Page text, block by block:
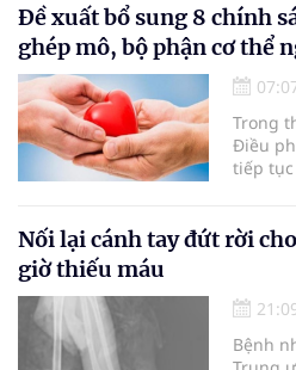
nhận
30%
sức
Đề xuất bổ sung 8 chính
ghép mô, bộ phận cơ thể
Trong
Điều
tiếp tục
cường
quy
hiến và
Nối lại cánh tay đứt rời
giờ thiếu máu
Bệnh